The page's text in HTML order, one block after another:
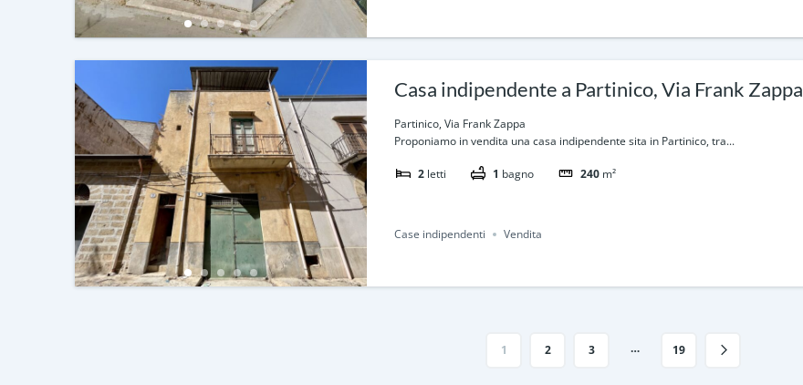
Casa indipendente a Partinico, Via Frank Zappa
Partinico, Via Frank Zappa
Proponiamo in vendita una casa indipendente sita in Partinico, tra...
2 letti 1 bagno 240 m²
Case indipendenti Vendita
1 2 3 … 19